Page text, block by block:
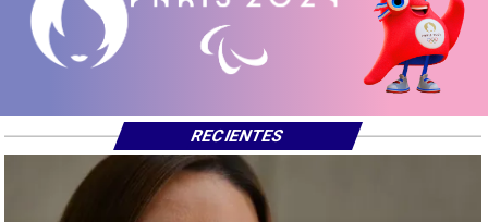
RECIENTES